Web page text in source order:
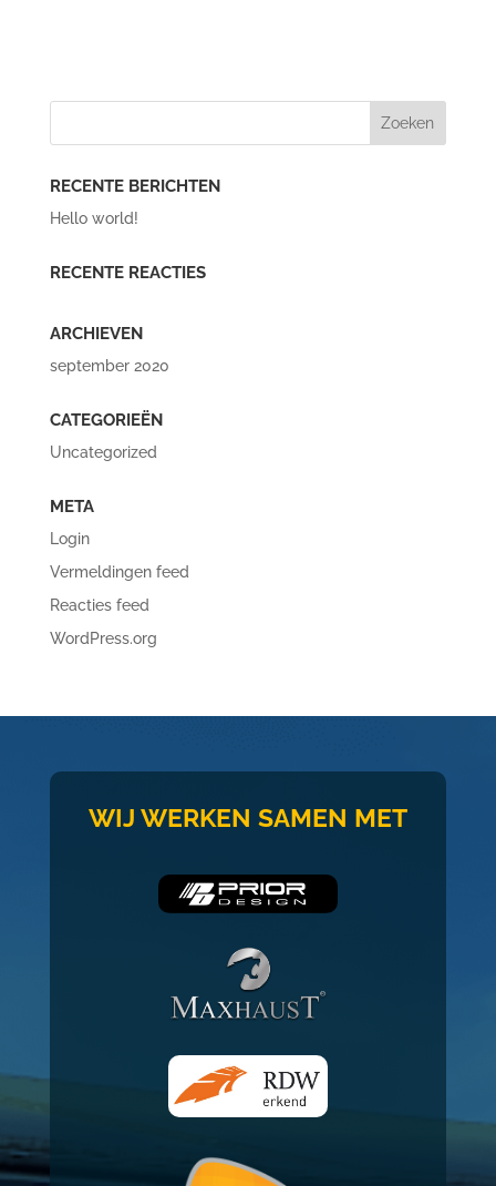
RECENTE BERICHTEN
Hello world!
RECENTE REACTIES
ARCHIEVEN
september 2020
CATEGORIEËN
Uncategorized
META
Login
Vermeldingen feed
Reacties feed
WordPress.org
WIJ WERKEN SAMEN MET